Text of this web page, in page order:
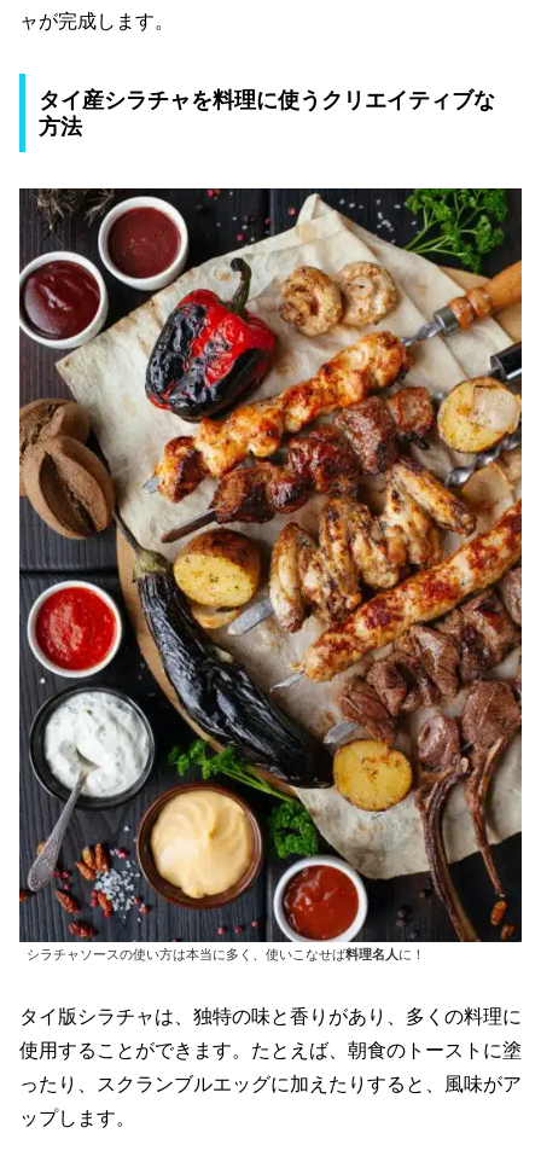
ャが完成します。
タイ産シラチャを料理に使うクリエイティブな
方法
シラチャソースの使い方は本当に多く、使いこなせば料理名人 に！
タイ版シラチャは、独特の味と香りがあり、多くの料理に
使用することができます。たとえば、朝食のトーストに塗
ったり、スクランブルエッグに加えたりすると、風味がア
ップします。